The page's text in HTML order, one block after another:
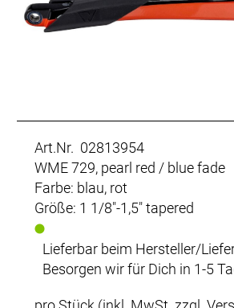
Art.Nr. 02813954
WME 729, pearl red / blue fade
Farbe: blau, rot
Größe: 1 1/8"-1,5" tapered
Lieferbar beim Hersteller/
Besorgen wir für Dich in 1-5